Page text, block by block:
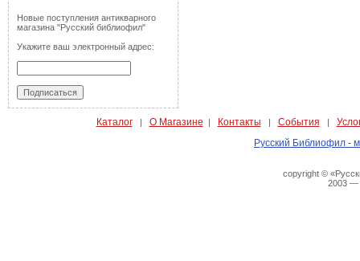
Новые поступления антикварного
магазина "Русский библиофил"
Укажите ваш электронный адрес:
Каталог| О Магазине | Контакты | События |
Русский Библиофил -
copyright ©
2003 —